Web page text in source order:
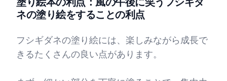
ネの塗り絵をすることの利点
フシギダネの塗り絵には、楽しみながら成長で
きるたくさんの良い点があります。